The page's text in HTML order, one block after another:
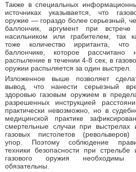
Также в специальных
источниках указывается, что
оружие — гораздо более серьезный,
баллончик, аргумент при встрече
насильником или грабителем, так
тоже количество ирританта, что
баллончике, которое рассчитано
распыление в течении 4-8 сек, в
оружии распыляется за один выстрел.
Изложенное выше позволяет
вывод, что нанести серьезный
здоровью газовым оружием в
разрешенных инструкцией
практически невозможно, но в
медицинской практике
смертельные случаи при выстрелах
газовых пистолетов
упор. Поэтому соблюдение
техники безопасности при стрельбе
газового оружия необходимы
обязательны.